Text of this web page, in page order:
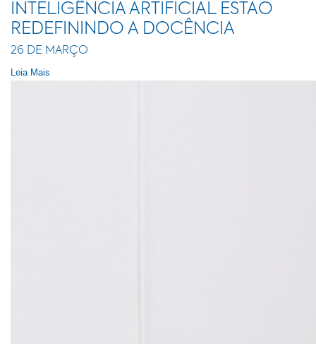
INTELIGÊNCIA ARTIFICIAL ESTÃO
REDEFININDO A DOCÊNCIA
26 DE MARÇO
Leia Mais